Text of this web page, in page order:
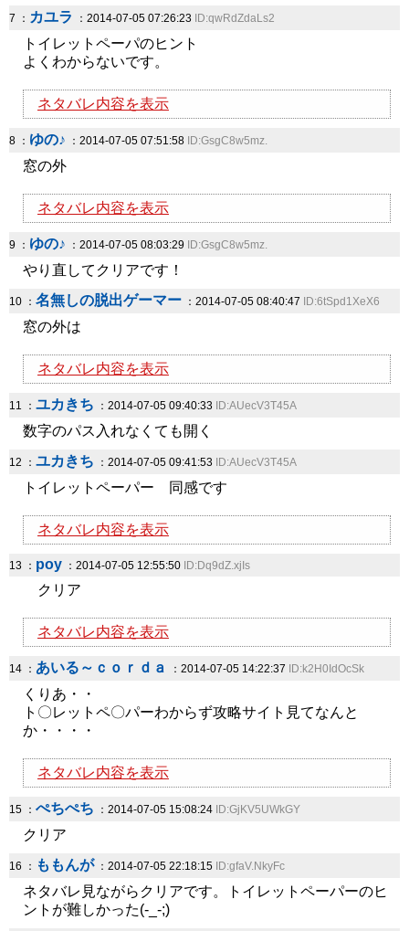
7 ： カユラ ：2014-07-05 07:26:23 ID:qwRdZdaLs2
トイレットペーパのヒント
よくわからないです。
ネタバレ内容を表示
8 ： ゆの♪ ：2014-07-05 07:51:58 ID:GsgC8w5mz.
窓の外
ネタバレ内容を表示
9 ： ゆの♪ ：2014-07-05 08:03:29 ID:GsgC8w5mz.
やり直してクリアです！
10 ： 名無しの脱出ゲーマー ：2014-07-05 08:40:47 ID:6tSpd1XeX6
窓の外は
ネタバレ内容を表示
11 ： ユカきち ：2014-07-05 09:40:33 ID:AUecV3T45A
数字のパス入れなくても開く
12 ： ユカきち ：2014-07-05 09:41:53 ID:AUecV3T45A
トイレットペーパー 同感です
ネタバレ内容を表示
13 ： poy ：2014-07-05 12:55:50 ID:Dq9dZ.xjIs
クリア
ネタバレ内容を表示
14 ： あいる～ｃｏｒｄａ ：2014-07-05 14:22:37 ID:k2H0IdOcSk
くりあ・・
ト〇レットペ〇パーわからず攻略サイト見てなんと
か・・・・
ネタバレ内容を表示
15 ： ぺちぺち ：2014-07-05 15:08:24 ID:GjKV5UWkGY
クリア
16 ： ももんが：2014-07-05 22:18:15 ID:gfaV.NkyFc
ネタバレ見ながらクリアです。トイレットペーパーのヒ
ントが難しかった(-_-;)